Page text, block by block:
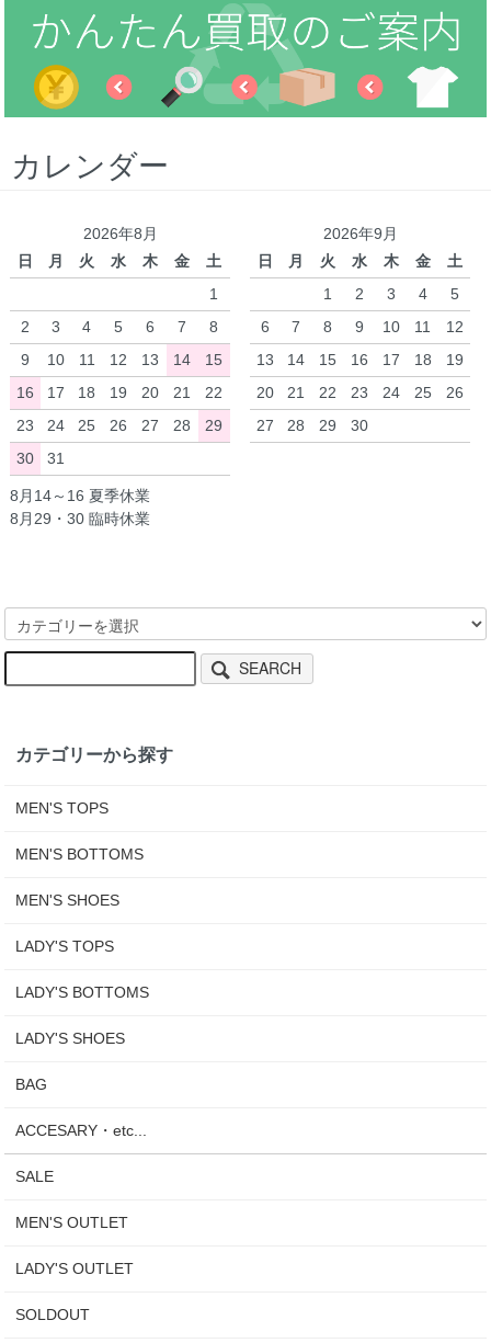
カレンダー
2026年8月
日
月 火 水 木 金
土
1
2
3 4 5 6 7
8
9
10 11 12 13 14
15
16
17 18 19 20 21
22
23
24 25 26 27 28
29
30
31
2026年9月
日
月 火 水 木 金
土
1
2 3 4
5
6
7 8 9 10 11
12
13
14 15 16 17 18
19
20
21 22 23 24 25
26
27
28 29 30
8月14～16 夏季休業
8月29・30 臨時休業
SEARCH
カテゴリーから探す
MEN'S TOPS
MEN'S BOTTOMS
MEN'S SHOES
LADY'S TOPS
LADY'S BOTTOMS
LADY'S SHOES
BAG
ACCESARY・etc...
SALE
MEN'S OUTLET
LADY'S OUTLET
SOLDOUT